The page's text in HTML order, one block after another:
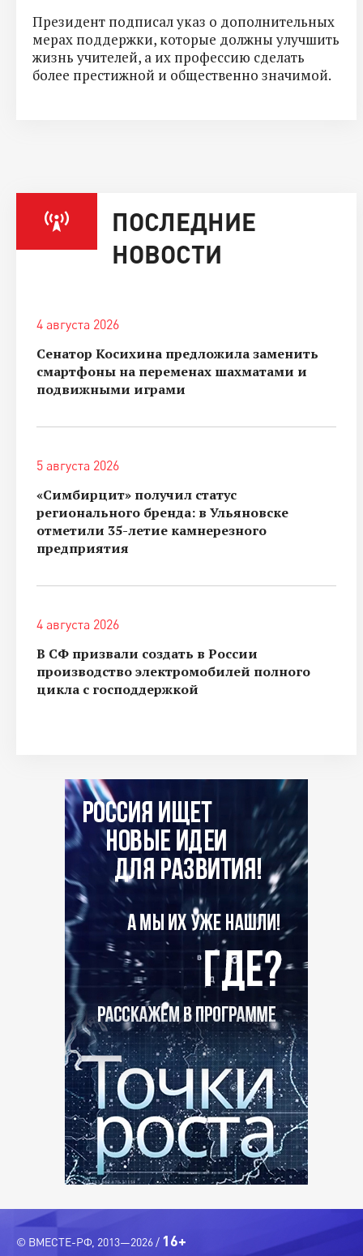
Президент подписал указ о дополнительных
мерах поддержки, которые должны улучшить
жизнь учителей, а их профессию сделать
более престижной и общественно значимой.
ПОСЛЕДНИЕ
НОВОСТИ
4 августа 2026
Сенатор Косихина предложила заменить
смартфоны на переменах шахматами и
подвижными играми
5 августа 2026
«Симбирцит» получил статус
регионального бренда: в Ульяновске
отметили 35-летие камнерезного
предприятия
4 августа 2026
В СФ призвали создать в России
производство электромобилей полного
цикла с господдержкой
© ВМЕСТЕ-РФ, 2013—2026 / 16+